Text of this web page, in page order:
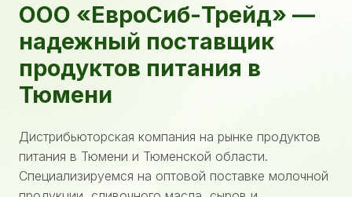
ООО «ЕвроСиб-Трейд» —
надежный поставщик
продуктов питания в
Тюмени
Дистрибьюторская компания на рынке продуктов
питания в Тюмени и Тюменской области.
Специализируемся на оптовой поставке молочной